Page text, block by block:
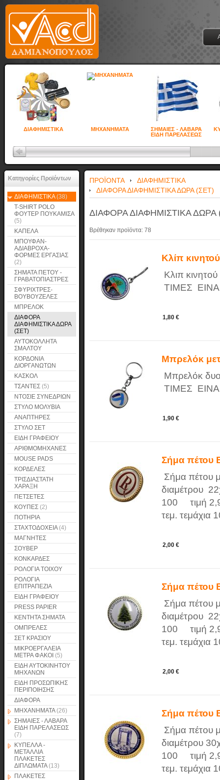
ΔΙΑΦΗΜΙΣΤΙΚΑ ΜΗΧΑΝΗΜΑΤΑ
ΣΗΜΑΙΕΣ - ΛΑΒΑΡΑ
ΕΙΔΗ ΠΑΡΕΛΑΣΕΩΣ
Κατηγορίες Προϊόντων
ΔΙΑΦΗΜΙΣΤΙΚΑ(38)
T-SHIRT POLO
ΦΟΥΤΕΡ ΠΟΥΚΑΜΙΣΑ
(5)
ΚΑΠΕΛΑ
ΜΠΟΥΦΑΝ-
ΑΔΙΑΒΡΟΧΑ-
ΦΟΡΜΕΣ ΕΡΓΑΣΙΑΣ
(2)
ΣΗΜΑΤΑ ΠΕΤΟΥ -
ΓΡΑΒΑΤΟΠΙΑΣΤΡΕΣ
ΣΦΥΡΙΧΤΡΕΣ-
ΒΟΥΒΟΥΖΕΛΕΣ
ΜΠΡΕΛΟΚ
ΔΙΑΦΟΡΑ
ΔΙΑΦΗΜΙΣΤΙΚΑ ΔΩΡΑ
(ΣΕΤ)
ΑΥΤΟΚΟΛΛΗΤΑ
ΣΜΑΛΤΟΥ
ΚΟΡΔΟΝΙΑ
ΔΙΟΡΓΑΝΩΤΩΝ
ΚΑΣΚΟΛ
ΤΣΑΝΤΕΣ (5)
ΝΤΟΣΙΕ ΣΥΝΕΔΡΙΩΝ
ΣΤΥΛΟ ΜΟΛΥΒΙΑ
ΑΝΑΠΤΗΡΕΣ
ΣΤΥΛΟ ΣΕΤ
ΕΙΔΗ ΓΡΑΦΕΙΟΥ
ΑΡΙΘΜΟΜΗΧΑΝΕΣ
MOUSE PADS
ΚΟΡΔΕΛΕΣ
ΤΡΙΣΔΙΑΣΤΑΤΗ
ΧΑΡΑΞΗ
ΠΕΤΣΕΤΕΣ
ΚΟΥΠΕΣ (2)
ΠΟΤΗΡΙΑ
ΣΤΑΧΤΟΔΟΧΕΙΑ(4)
ΜΑΓΝΗΤΕΣ
ΣΟΥΒΕΡ
ΚΟΝΚΑΡΔΕΣ
ΡΟΛΟΓΙΑ ΤΟΙΧΟΥ
ΡΟΛΟΓΙΑ
ΕΠΙΤΡΑΠΕΖΙΑ
ΕΙΔΗ ΓΡΑΦΕΙΟΥ
PRESS PAPIER
ΚΕΝΤΗΤΑ ΣΗΜΑΤΑ
ΟΜΠΡΕΛΕΣ
ΣΕΤ ΚΡΑΣΙΟΥ
ΜΙΚΡΟΕΡΓΑΛΕΙΑ
ΜΕΤΡΑ ΦΑΚΟΙ (5)
ΕΙΔΗ ΑΥΤΟΚΙΝΗΤΟΥ
ΜΗΧΑΝΩΝ
ΕΙΔΗ ΠΡΟΣΩΠΙΚΗΣ
ΠΕΡΙΠΟΙΗΣΗΣ
ΔΙΑΦΟΡΑ
ΜΗΧΑΝΗΜΑΤΑ(26)
ΣΗΜΑΙΕΣ - ΛΑΒΑΡΑ
ΕΙΔΗ ΠΑΡΕΛΑΣΕΩΣ
(7)
ΚΥΠΕΛΛΑ -
ΜΕΤΑΛΛΙΑ
ΠΛΑΚΕΤΕΣ
ΔΙΠΛΩΜΑΤΑ(13)
ΠΛΑΚΕΤΕΣ
ΠΡΟΪΟΝΤΑ
ΔΙΑΦΗΜΙΣΤΙΚΑ
ΔΙΑΦΟΡΑ ΔΙΑΦΗΜΙΣΤΙΚΑ ΔΩΡΑ (ΣΕΤ)
ΔΙΑΦΟΡΑ ΔΙΑΦΗΜΙΣΤΙΚΑ ΔΩΡΑ
Βρέθηκαν προϊόντα: 78
Κλίπ
Κλιπ
ΤΙΜΕΣ
1,80 €
Μπρελόκ
Μπρελόκ
ΤΙΜΕΣ
1,90 €
Σήμα πέτου
Σήμα πέτου
διαμέτρου
100 τιμή
τεμ. τεμάχια
2,00 €
Σήμα πέτου
Σήμα πέτου
διαμέτρου
100 τιμή
τεμ. τεμάχια
2,00 €
Σήμα πέτου
Σήμα πέτου
διαμέτρου
100 τιμή
τεμ. τεμάχια